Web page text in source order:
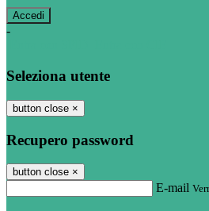
-
Seleziona utente
button close ×
Recupero password
button close ×
E-mail